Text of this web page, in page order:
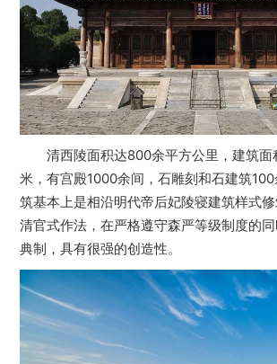
清西陵面积达800余平方公里，建筑
米，有宫殿1000余间，石雕刻和石建筑
筑基本上是相沿明代帝后妃陵寝建筑样式
清官式作法，在严格遵守森严等级制度的
典制，具有很强的创造性。